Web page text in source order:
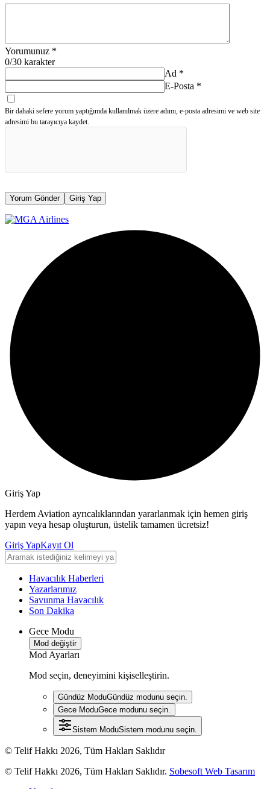
Yorumunuz *
0/30 karakter
Ad *
E-Posta *
Bir dahaki sefere yorum yaptığımda kullanılmak üzere adımı, e-posta adresimi ve web site
adresimi bu tarayıcıya kaydet.
Yorum Gönder Giriş Yap
Giriş Yap
Herdem Aviation ayrıcalıklarından yararlanmak için hemen giriş
yapın veya hesap oluşturun, üstelik tamamen ücretsiz!
Giriş YapKayıt Ol
Havacılık Haberleri
Yazarlarımız
Savunma Havacılık
Son Dakika
Gece Modu
Mod değiştir
Mod Ayarları
Mod seçin, deneyimini kişiselleştirin.
Gündüz ModuGündüz modunu seçin.
Gece ModuGece modunu seçin.
Sistem ModuSistem modunu seçin.
© Telif Hakkı 2026, Tüm Hakları Saklıdır
© Telif Hakkı 2026, Tüm Hakları Saklıdır. Sobesoft Web Tasarım